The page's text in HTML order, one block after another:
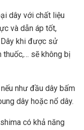
dây với chất liệu
và dẫn áp tốt,
khi được sử
thuốc,… sẽ không bị
như đầu dây bấm
dây hoặc nổ dây.
có khả năng